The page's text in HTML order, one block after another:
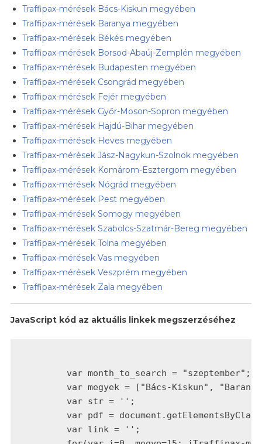
Traffipax-mérések Bács-Kiskun megyében
Traffipax-mérések Baranya megyében
Traffipax-mérések Békés megyében
Traffipax-mérések Borsod-Abaúj-Zemplén megyében
Traffipax-mérések Budapesten megyében
Traffipax-mérések Csongrád megyében
Traffipax-mérések Fejér megyében
Traffipax-mérések Győr-Moson-Sopron megyében
Traffipax-mérések Hajdú-Bihar megyében
Traffipax-mérések Heves megyében
Traffipax-mérések Jász-Nagykun-Szolnok megyében
Traffipax-mérések Komárom-Esztergom megyében
Traffipax-mérések Nógrád megyében
Traffipax-mérések Pest megyében
Traffipax-mérések Somogy megyében
Traffipax-mérések Szabolcs-Szatmár-Bereg megyében
Traffipax-mérések Tolna megyében
Traffipax-mérések Vas megyében
Traffipax-mérések Veszprém megyében
Traffipax-mérések Zala megyében
JavaScript kód az aktuális linkek megszerzéséhez